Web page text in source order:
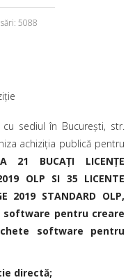
5088
sediul în Bucureşti, str.
achiziţia publică pentru
A 21 BUCAȚI LICENȚE
OLP SI 35 LICENTE
2019 STANDARD OLP,
software pentru creare
software pentru
directă;